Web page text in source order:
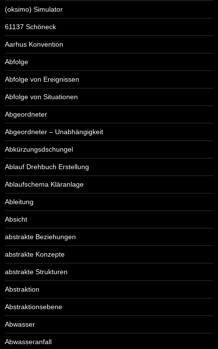
(oksimo) Simulator
61137 Schöneck
Aarhus Konvention
Abfolge
Abfolge von Ereignissen
Abfolge von Situationen
Abgeordneter
Abgeordneter – Unabhängigkeit
Abkürzungsdschungel
Ablauf Drehbuch Erstellung
Ablaufschema Kläranlage
Ableitung
Absicht
abstrakte Beziehungen
abstrakte Konzepte
abstrakte Strukturen
Abstraktion
Abstraktionsebene
Abwasser
Abwasseranfall